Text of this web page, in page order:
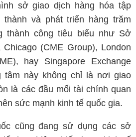
sở giao dịch hàng hóa tập
và phát triển hàng trăm
thành công tiêu biểu như Sở
(CME Group), London
hay Singapore Exchange
tâm này không chỉ là nơi giao
là các đầu mối tài chính quan
sức mạnh kinh tế quốc gia.
cũng đang sử dụng các sở